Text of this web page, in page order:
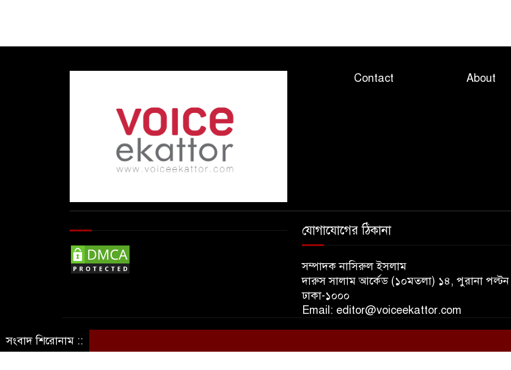
Contact About
যোগাযোগের ঠিকানা
সম্পাদক নাসিরুল ইসলাম
দারুস সালাম আর্কেড (১০মতলা) ১৪, পুরানা পল্টন
ঢাকা-১০০০
Email: editor@voiceekattor.com
© Copyright By © Voice Ekattor
সংবাদ শিরোনাম ::